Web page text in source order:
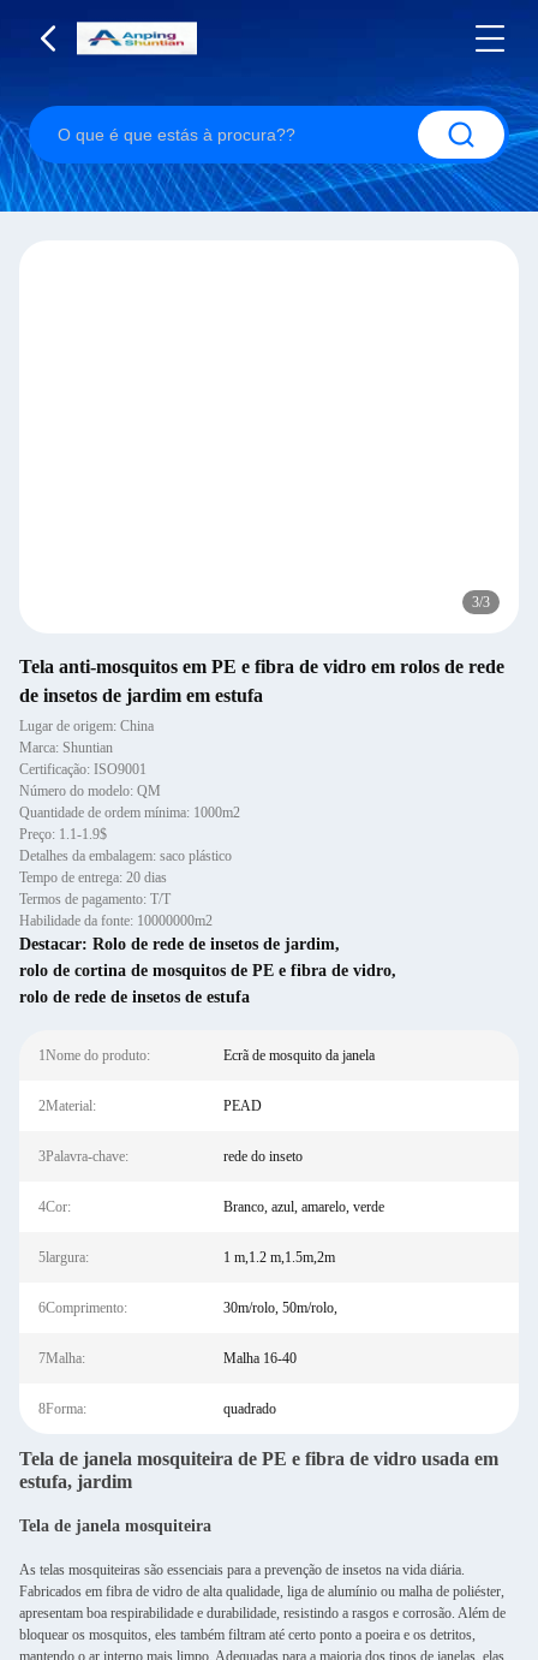
3/3
Tela anti-mosquitos em PE e fibra de vidro em rolos de rede
de insetos de jardim em estufa
Lugar de origem: China
Marca: Shuntian
Certificação: ISO9001
Número do modelo: QM
Quantidade de ordem mínima: 1000m2
Preço: 1.1-1.9$
Detalhes da embalagem: saco plástico
Tempo de entrega: 20 dias
Termos de pagamento: T/T
Habilidade da fonte: 10000000m2
Destacar: Rolo de rede de insetos de jardim,
rolo de cortina de mosquitos de PE e fibra de vidro,
rolo de rede de insetos de estufa
1Nome do produto: Ecrã de mosquito da janela
2Material: PEAD
3Palavra-chave: rede do inseto
4Cor: Branco, azul, amarelo, verde
5largura: 1 m,1.2 m,1.5m,2m
6Comprimento: 30m/rolo, 50m/rolo,
7Malha: Malha 16-40
8Forma: quadrado
Tela de janela mosquiteira de PE e fibra de vidro usada em
estufa, jardim
Tela de janela mosquiteira
As telas mosquiteiras são essenciais para a prevenção de insetos na vida diária.
Fabricados em fibra de vidro de alta qualidade, liga de alumínio ou malha de poliéster,
apresentam boa respirabilidade e durabilidade, resistindo a rasgos e corrosão. Além de
bloquear os mosquitos, eles também filtram até certo ponto a poeira e os detritos,
mantendo o ar interno mais limpo. Adequadas para a maioria dos tipos de janelas, elas